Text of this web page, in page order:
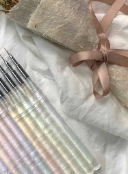
值。
帳。
將跳轉至「AFTEE先享後付」
完成結帳。
。
中的連結，可透過四大超商／
為交易完成。
若您需要取消訂單，請聯絡
為有效，需透過AFTEE先享
帳頁面顯示為準，若有關於